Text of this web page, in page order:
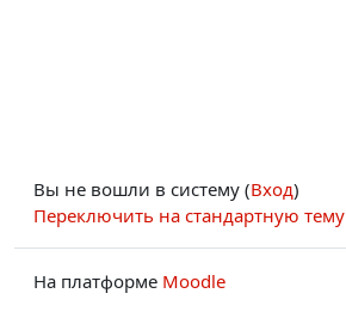
Вы не вошли в систему (Вход)
Переключить на стандартную тему
На платформе Moodle